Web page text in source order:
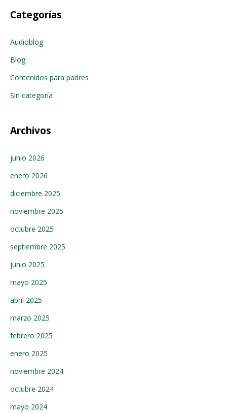
Categorías
Audioblog
Blog
Contenidos para padres
Sin categoría
Archivos
junio 2026
enero 2026
diciembre 2025
noviembre 2025
octubre 2025
septiembre 2025
junio 2025
mayo 2025
abril 2025
marzo 2025
febrero 2025
enero 2025
noviembre 2024
octubre 2024
mayo 2024